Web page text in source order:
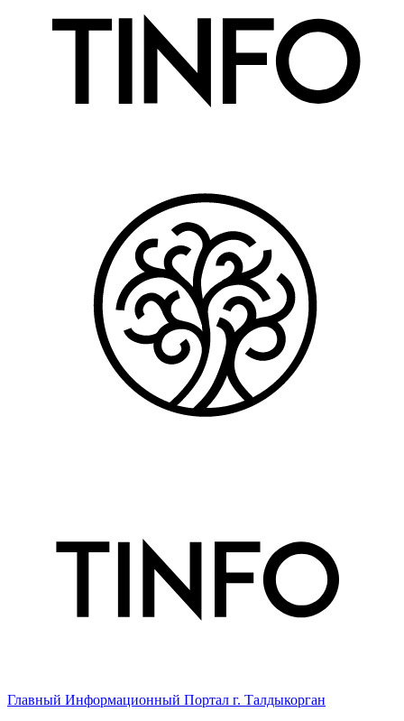
Главный Информационный Портал г. Талдыкорган